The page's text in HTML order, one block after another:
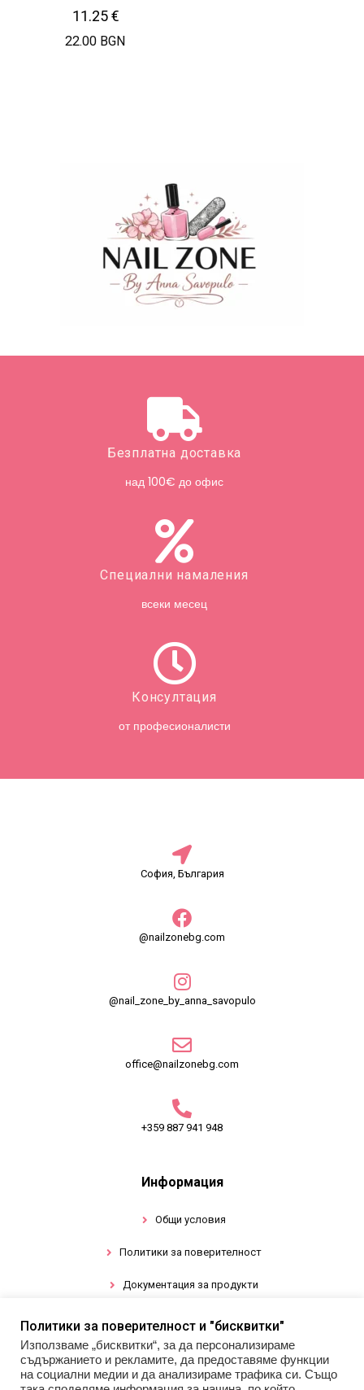
11.25€
22.00 BGN
Безплатна доставка
над 100€ до офис
Специални намаления
всеки месец
Консултация
от професионалисти
София, България
@nailzonebg.com
@nail_zone_by_anna_savopulo
office@nailzonebg.com
+359 887 941 948
Информация
Общи условия
Политики за поверителност
Документация за продукти
Промоции
Гел лак
Политики за поверителност и "бисквитки"
Използваме „бисквитки“, за да персонализираме
съдържанието и рекламите, да предоставяме функции
на социални медии и да анализираме трафика си. Също